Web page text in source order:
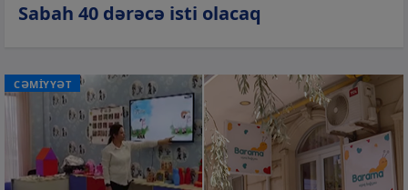
Sabah 40 dərəcə isti olacaq
CƏMİYYƏT